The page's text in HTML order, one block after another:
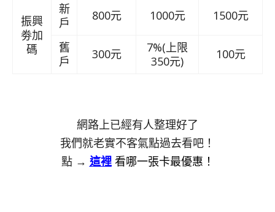
振興
劵加
碼
新
戶
800元 1000元 1500元
舊
戶
300元
7%(上限
350元)
100元
網路上已經有人整理好了
我們就老實不客氣點過去看吧！
點 → 這裡看哪一張卡最優惠 ！